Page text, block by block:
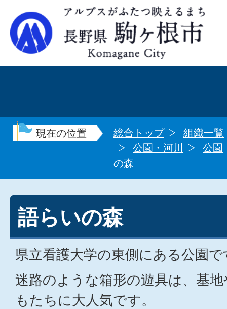
現在の位置 総合トップ
組織一覧
公園・河川
公園
の森
語らいの森
県立看護大学の東側にある公園で
迷路のような箱形の遊具は、基
もたちに大人気です。